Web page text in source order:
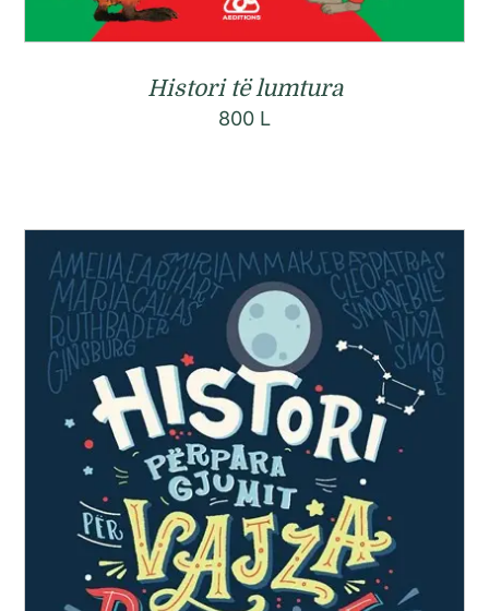
Histori të lumtura
800 L